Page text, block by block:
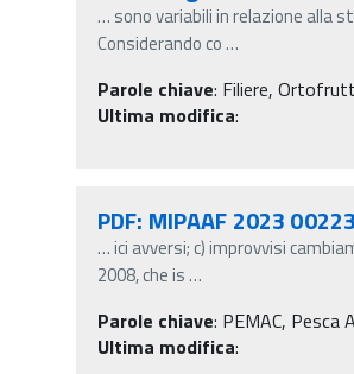
… sono variabili in relazione alla
Considerando co…
Parole chiave: Filiere,
Ultima modifica:
PDF: MIPAAF 2023
…ici avversi; c) improvvisi
2008, che is…
Parole chiave: PEMAC,
Ultima modifica: